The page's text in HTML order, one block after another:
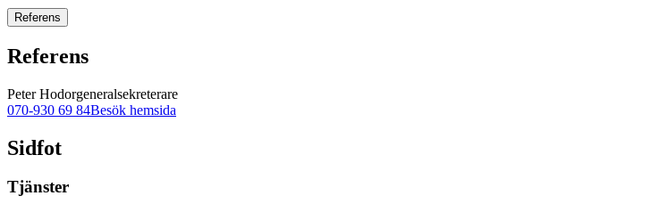
Referens
Referens
Peter Hodorgeneralsekreterare
070-930 69 84Besök hemsida
Sidfot
Tjänster